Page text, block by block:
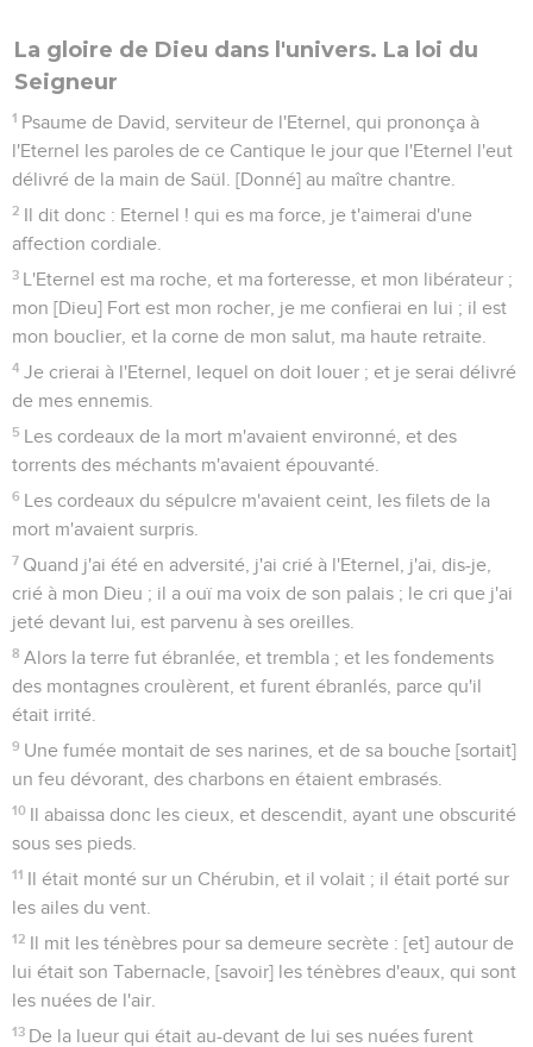
La gloire de Dieu dans l'univers. La loi du
Seigneur
1 Psaume de David, serviteur de l'Eternel, qui prononça à
l'Eternel les paroles de ce Cantique le jour que l'Eternel l'eut
délivré de la main de Saül. [Donné] au maître chantre.
2 Il dit donc : Eternel ! qui es ma force, je t'aimerai d'une
affection cordiale.
3 L'Eternel est ma roche, et ma forteresse, et mon libérateur ;
mon [Dieu] Fort est mon rocher, je me confierai en lui ; il est
mon bouclier, et la corne de mon salut, ma haute retraite.
4 Je crierai à l'Eternel, lequel on doit louer ; et je serai délivré
de mes ennemis.
5 Les cordeaux de la mort m'avaient environné, et des
torrents des méchants m'avaient épouvanté.
6 Les cordeaux du sépulcre m'avaient ceint, les filets de la
mort m'avaient surpris.
7 Quand j'ai été en adversité, j'ai crié à l'Eternel, j'ai, dis-je,
crié à mon Dieu ; il a ouï ma voix de son palais ; le cri que j'ai
jeté devant lui, est parvenu à ses oreilles.
8 Alors la terre fut ébranlée, et trembla ; et les fondements
des montagnes croulèrent, et furent ébranlés, parce qu'il
était irrité.
9 Une fumée montait de ses narines, et de sa bouche [sortait]
un feu dévorant, des charbons en étaient embrasés.
10 Il abaissa donc les cieux, et descendit, ayant une obscurité
sous ses pieds.
11 Il était monté sur un Chérubin, et il volait ; il était porté sur
les ailes du vent.
12 Il mit les ténèbres pour sa demeure secrète : [et] autour de
lui était son Tabernacle, [savoir] les ténèbres d'eaux, qui sont
les nuées de l'air.
13 De la lueur qui était au-devant de lui ses nuées furent